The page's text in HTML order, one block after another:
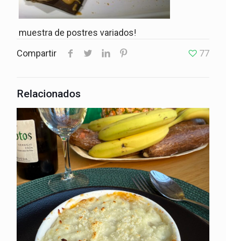
muestra de postres variados!
Compartir
77
Relacionados